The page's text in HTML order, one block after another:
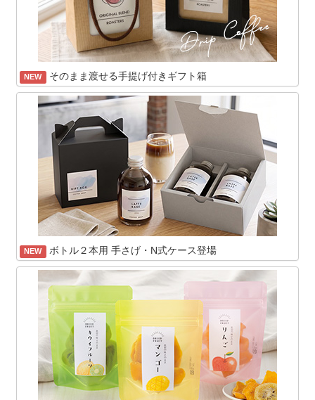
NEW そのまま渡せる手提げ付きギフト箱
NEW ボトル２本用 手さげ・N式ケース登場